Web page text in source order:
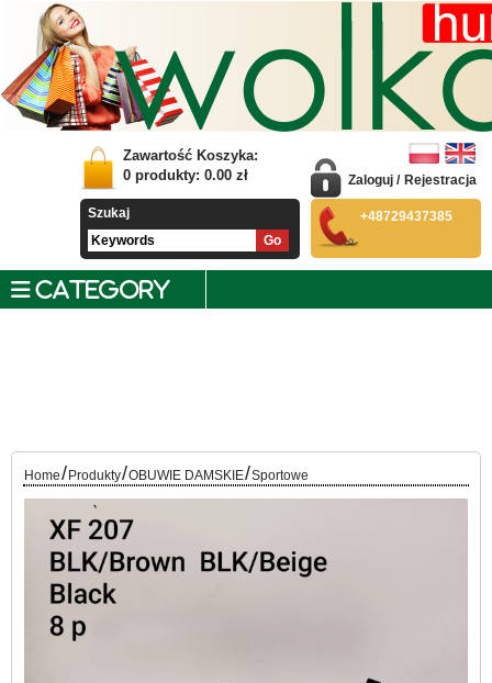
Zawartość Koszyka:
0 produkty: 0.00 zł
Szukaj
Zaloguj / Rejestracja
+48729437385
CATEGORY
Home/ Produkty/OBUWIE DAMSKIE/Sportowe